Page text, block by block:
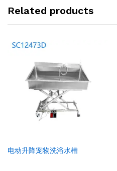
Related products
电动升降宠物洗浴水槽